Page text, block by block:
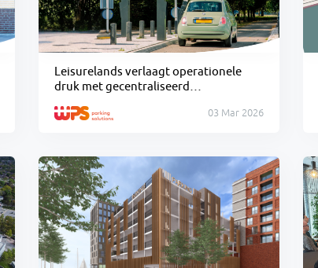
Leisurelands verlaagt operationele
druk met gecentraliseerd
03 Mar 2026